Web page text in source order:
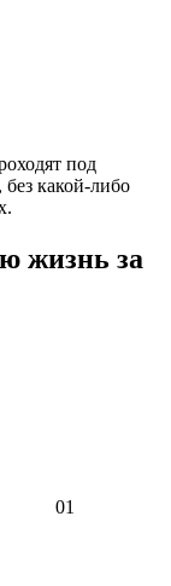
под
какой-либо
жизнь за
01